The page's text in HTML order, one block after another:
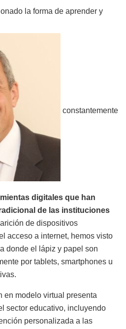
la forma de aprender y
constantemente
digitales que han
de las instituciones
de dispositivos
acceso a internet, hemos visto
donde el lápiz y papel son
por tablets, smartphones u
en modelo virtual presenta
sector educativo, incluyendo
personalizada a las